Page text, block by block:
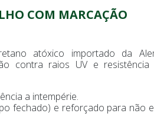
COM MARCAÇÃO
atóxico importado da
contra raios UV e resistência
a intempérie.
fechado) e reforçado para não